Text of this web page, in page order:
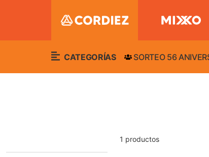
CATEGORÍAS SORTEO 56
1 productos